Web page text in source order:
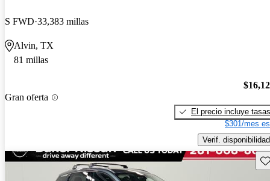
S FWD 33,383 millas
Alvin, TX
81 millas
Gran oferta
El precio incluye tasas
$301/mes
Verif. disponibilidad